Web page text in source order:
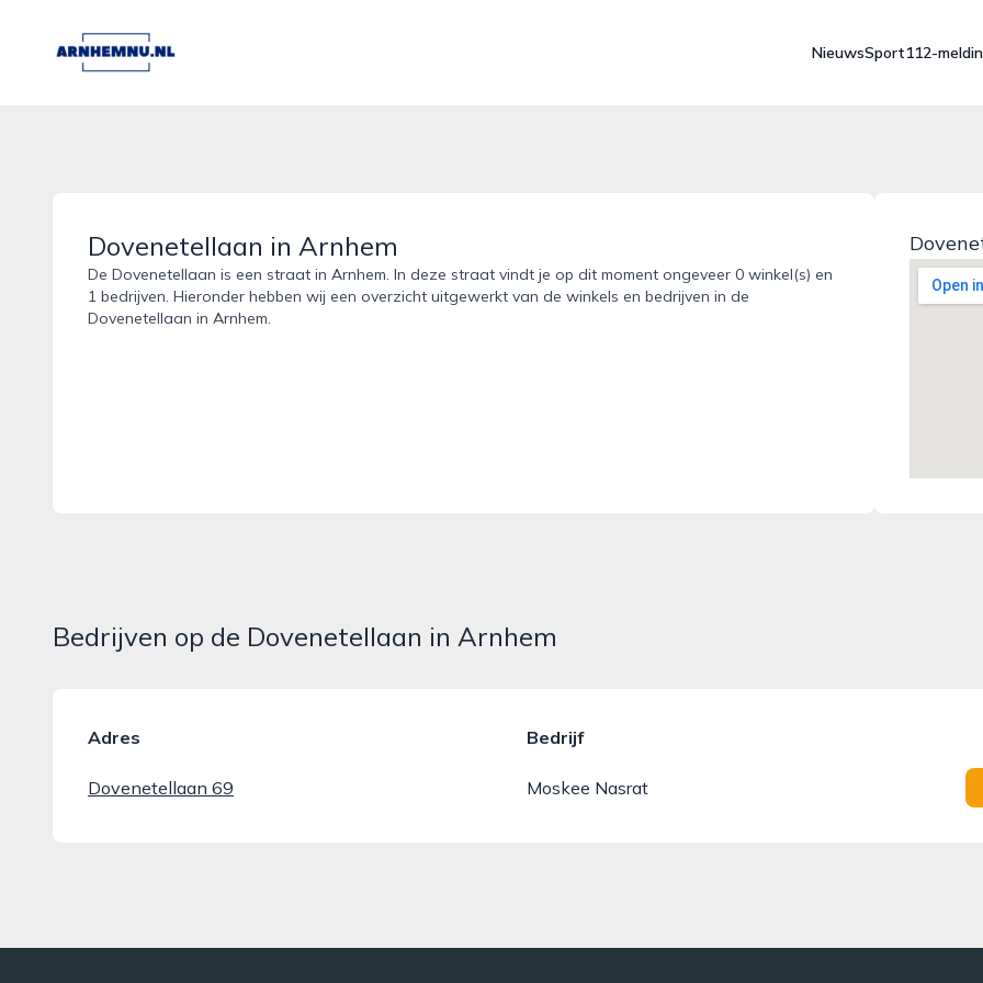
arnhemnu.nl
NieuwsSport112-
Dovenetellaan in Arnhem
De Dovenetellaan is een straat in Arnhem. In deze straat vindt je op dit moment ongeveer 0 winkel(s) en
1 bedrijven. Hieronder hebben wij een overzicht uitgewerkt van de winkels en bedrijven in de
Dovenetellaan in Arnhem.
Bedrijven op de Dovenetellaan in Arnhem
Adres Bedrijf
Dovenetellaan 69 Moskee Nasrat